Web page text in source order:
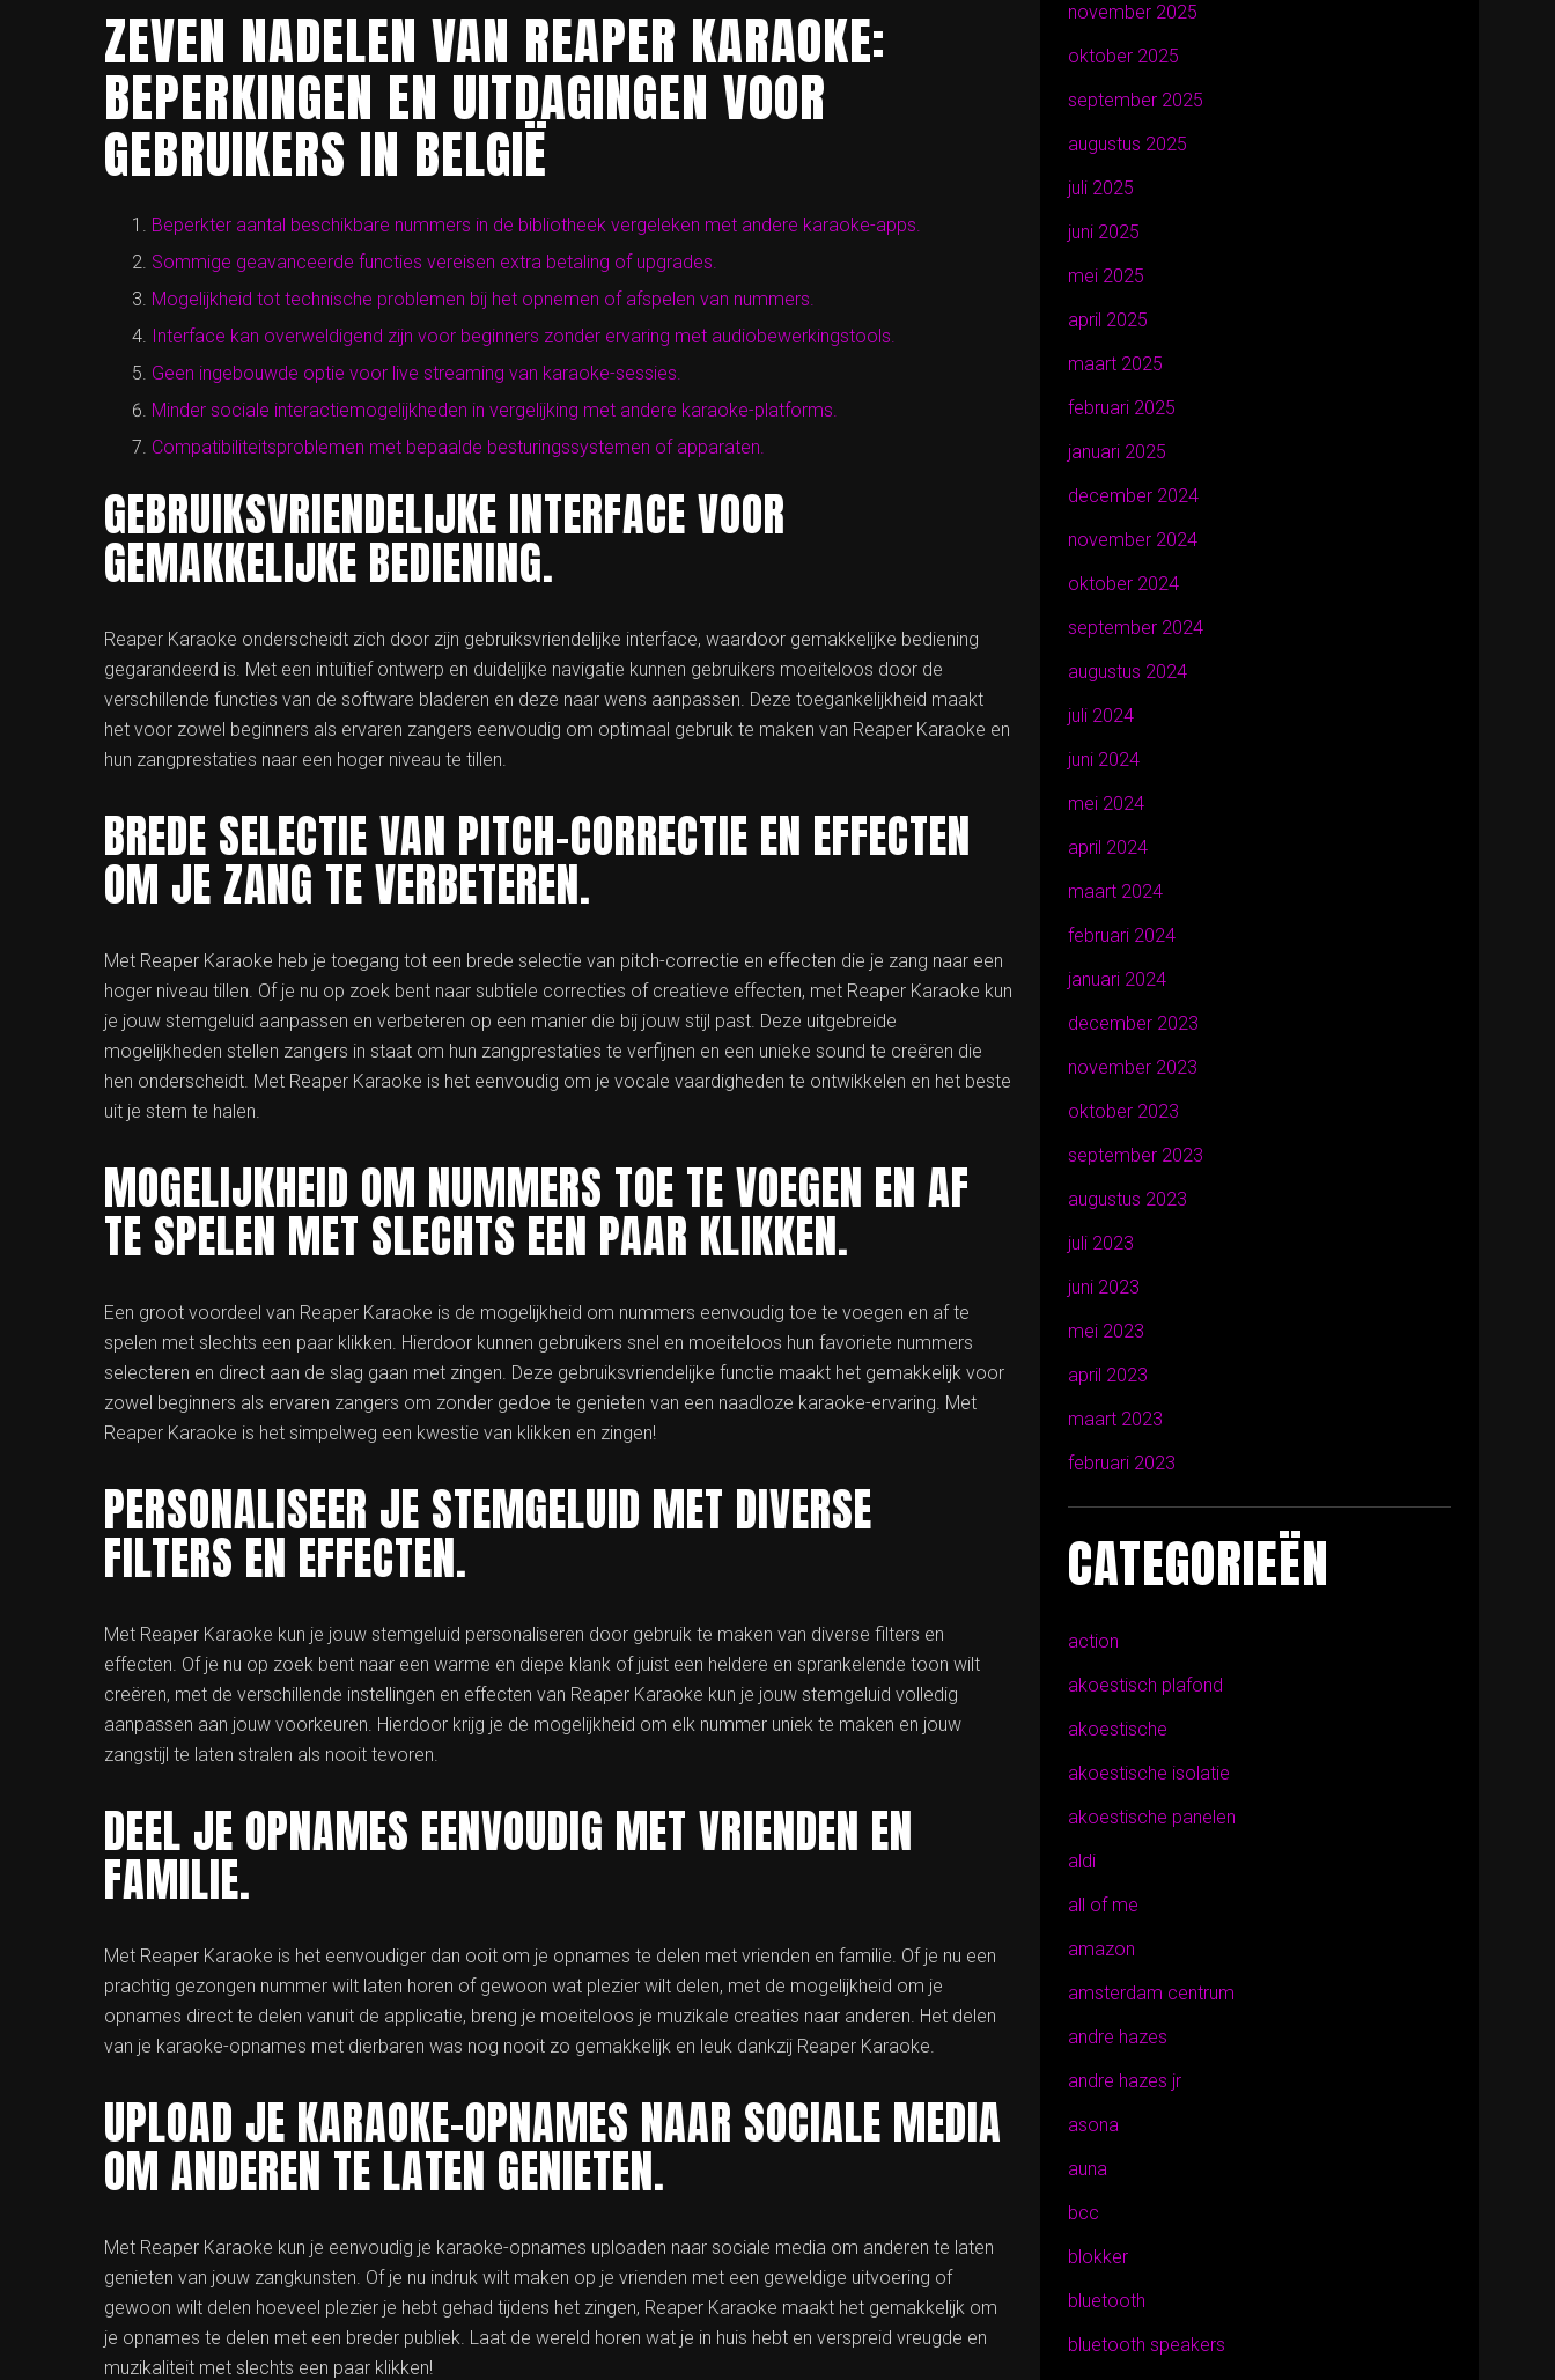
ZEVEN NADELEN VAN REAPER KARAOKE:
BEPERKINGEN EN UITDAGINGEN VOOR
GEBRUIKERS IN BELGIË
Beperkter aantal beschikbare nummers in de bibliotheek vergeleken met andere karaoke-apps.
Sommige geavanceerde functies vereisen extra betaling of upgrades.
Mogelijkheid tot technische problemen bij het opnemen of afspelen van nummers.
Interface kan overweldigend zijn voor beginners zonder ervaring met audiobewerkingstools.
Geen ingebouwde optie voor live streaming van karaoke-sessies.
Minder sociale interactiemogelijkheden in vergelijking met andere karaoke-platforms.
Compatibiliteitsproblemen met bepaalde besturingssystemen of apparaten.
GEBRUIKSVRIENDELIJKE INTERFACE VOOR
GEMAKKELIJKE BEDIENING.
Reaper Karaoke onderscheidt zich door zijn gebruiksvriendelijke interface, waardoor gemakkelijke bediening
gegarandeerd is. Met een intuïtief ontwerp en duidelijke navigatie kunnen gebruikers moeiteloos door de
verschillende functies van de software bladeren en deze naar wens aanpassen. Deze toegankelijkheid maakt
het voor zowel beginners als ervaren zangers eenvoudig om optimaal gebruik te maken van Reaper Karaoke en
hun zangprestaties naar een hoger niveau te tillen.
BREDE SELECTIE VAN PITCH-CORRECTIE EN EFFECTEN
OM JE ZANG TE VERBETEREN.
Met Reaper Karaoke heb je toegang tot een brede selectie van pitch-correctie en effecten die je zang naar een
hoger niveau tillen. Of je nu op zoek bent naar subtiele correcties of creatieve effecten, met Reaper Karaoke kun
je jouw stemgeluid aanpassen en verbeteren op een manier die bij jouw stijl past. Deze uitgebreide
mogelijkheden stellen zangers in staat om hun zangprestaties te verfijnen en een unieke sound te creëren die
hen onderscheidt. Met Reaper Karaoke is het eenvoudig om je vocale vaardigheden te ontwikkelen en het beste
uit je stem te halen.
MOGELIJKHEID OM NUMMERS TOE TE VOEGEN EN AF
TE SPELEN MET SLECHTS EEN PAAR KLIKKEN.
Een groot voordeel van Reaper Karaoke is de mogelijkheid om nummers eenvoudig toe te voegen en af te
spelen met slechts een paar klikken. Hierdoor kunnen gebruikers snel en moeiteloos hun favoriete nummers
selecteren en direct aan de slag gaan met zingen. Deze gebruiksvriendelijke functie maakt het gemakkelijk voor
zowel beginners als ervaren zangers om zonder gedoe te genieten van een naadloze karaoke-ervaring. Met
Reaper Karaoke is het simpelweg een kwestie van klikken en zingen!
PERSONALISEER JE STEMGELUID MET DIVERSE
FILTERS EN EFFECTEN.
Met Reaper Karaoke kun je jouw stemgeluid personaliseren door gebruik te maken van diverse filters en
effecten. Of je nu op zoek bent naar een warme en diepe klank of juist een heldere en sprankelende toon wilt
creëren, met de verschillende instellingen en effecten van Reaper Karaoke kun je jouw stemgeluid volledig
aanpassen aan jouw voorkeuren. Hierdoor krijg je de mogelijkheid om elk nummer uniek te maken en jouw
zangstijl te laten stralen als nooit tevoren.
DEEL JE OPNAMES EENVOUDIG MET VRIENDEN EN
FAMILIE.
Met Reaper Karaoke is het eenvoudiger dan ooit om je opnames te delen met vrienden en familie. Of je nu een
prachtig gezongen nummer wilt laten horen of gewoon wat plezier wilt delen, met de mogelijkheid om je
opnames direct te delen vanuit de applicatie, breng je moeiteloos je muzikale creaties naar anderen. Het delen
van je karaoke-opnames met dierbaren was nog nooit zo gemakkelijk en leuk dankzij Reaper Karaoke.
UPLOAD JE KARAOKE-OPNAMES NAAR SOCIALE MEDIA
OM ANDEREN TE LATEN GENIETEN.
Met Reaper Karaoke kun je eenvoudig je karaoke-opnames uploaden naar sociale media om anderen te laten
genieten van jouw zangkunsten. Of je nu indruk wilt maken op je vrienden met een geweldige uitvoering of
gewoon wilt delen hoeveel plezier je hebt gehad tijdens het zingen, Reaper Karaoke maakt het gemakkelijk om
je opnames te delen met een breder publiek. Laat de wereld horen wat je in huis hebt en verspreid vreugde en
muzikaliteit met slechts een paar klikken!
november 2025
oktober 2025
september 2025
augustus 2025
juli 2025
juni 2025
mei 2025
april 2025
maart 2025
februari 2025
januari 2025
december 2024
november 2024
oktober 2024
september 2024
augustus 2024
juli 2024
juni 2024
mei 2024
april 2024
maart 2024
februari 2024
januari 2024
december 2023
november 2023
oktober 2023
september 2023
augustus 2023
juli 2023
juni 2023
mei 2023
april 2023
maart 2023
februari 2023
CATEGORIEËN
action
akoestisch plafond
akoestische
akoestische isolatie
akoestische panelen
aldi
all of me
amazon
amsterdam centrum
andre hazes
andre hazes jr
asona
auna
bcc
blokker
bluetooth
bluetooth speakers